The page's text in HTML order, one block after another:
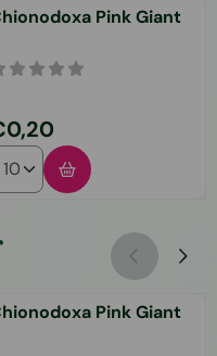
Forbesii Blue Giant
Pink Giant
0,20
la quantité pour
Pink Giant